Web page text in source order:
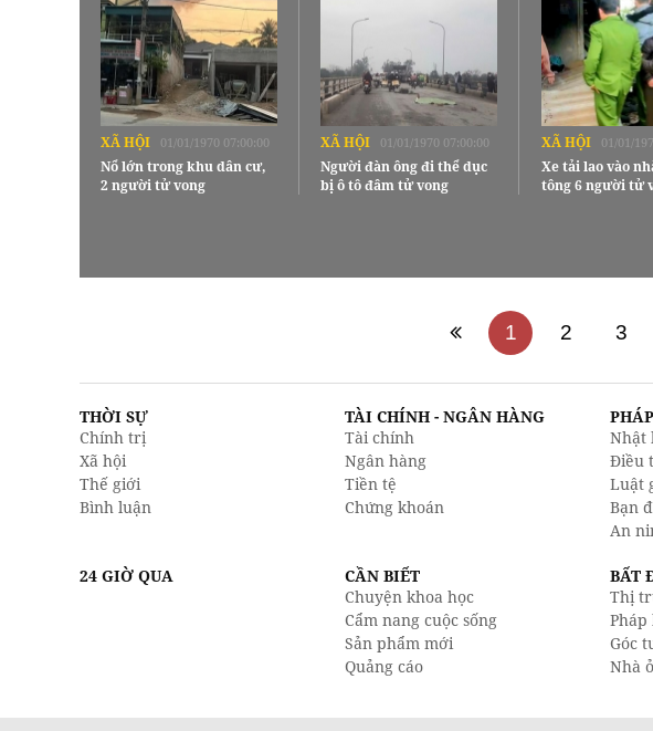
XÃ HỘI 01/01/1970 07:00:00
Nổ lớn trong khu dân cư,
2 người tử vong
XÃ HỘI 01/01/1970 07:00:00
Người đàn ông đi thể dục
bị ô tô đâm tử vong
XÃ HỘI 01/01/
Xe tải lao vào
tông 6 người tử
1 2 3
THỜI SỰ
Chính trị
Xã hội
Thế giới
Bình luận
TÀI CHÍNH - NGÂN HÀNG
Tài chính
Ngân hàng
Tiền tệ
Chứng khoán
Nhật
Điều
Luật
Bạn
An
24 GIỜ QUA
CẦN BIẾT
Chuyện khoa học
Cẩm nang cuộc sống
Sản phẩm mới
Quảng cáo
BẤT
Thị
Góc
Nhà